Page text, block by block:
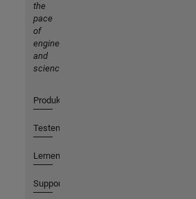
the
pace
of
engineering
and
science
Produkte
Testen oder Kaufen
Lernen
Support